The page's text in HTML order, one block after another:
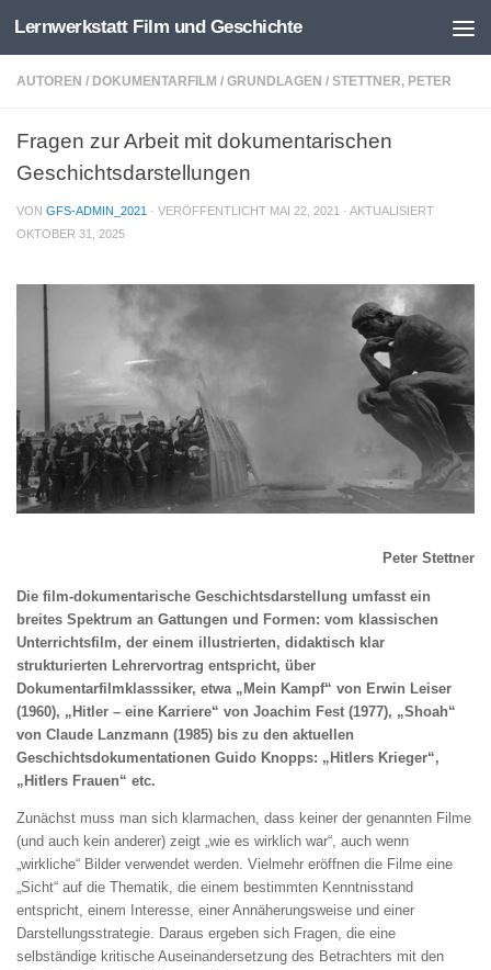
Zum Inhalt springen
Lernwerkstatt Film und Geschichte
AUTOREN / DOKUMENTARFILM / GRUNDLAGEN / STETTNER, PETER
Fragen zur Arbeit mit dokumentarischen
Geschichtsdarstellungen
VON GFS-ADMIN_2021 · VERÖFFENTLICHT MAI 22, 2021 · AKTUALISIERT
OKTOBER 31, 2025
Peter Stettner
Die film-dokumentarische Geschichtsdarstellung umfasst ein
breites Spektrum an Gattungen und Formen: vom klassischen
Unterrichtsfilm, der einem illustrierten, didaktisch klar
strukturierten Lehrervortrag entspricht, über
Dokumentarfilmklasssiker, etwa „Mein Kampf“ von Erwin Leiser
(1960), „Hitler – eine Karriere“ von Joachim Fest (1977), „Shoah“
von Claude Lanzmann (1985) bis zu den aktuellen
Geschichtsdokumentationen Guido Knopps: „Hitlers Krieger“,
„Hitlers Frauen“ etc.
Zunächst muss man sich klarmachen, dass keiner der genannten Filme
(und auch kein anderer) zeigt „wie es wirklich war“, auch wenn
„wirkliche“ Bilder verwendet werden. Vielmehr eröffnen die Filme eine
„Sicht“ auf die Thematik, die einem bestimmten Kenntnisstand
entspricht, einem Interesse, einer Annäherungsweise und einer
Darstellungsstrategie. Daraus ergeben sich Fragen, die eine
selbständige kritische Auseinandersetzung des Betrachters mit den